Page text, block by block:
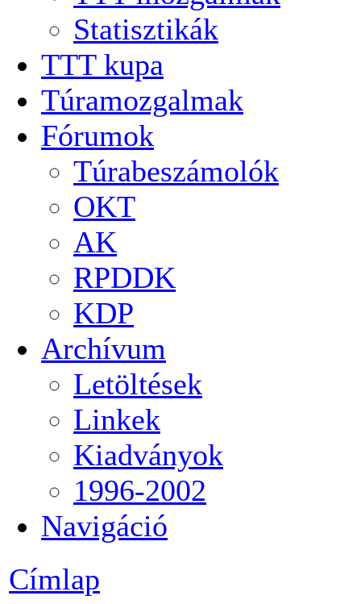
Statisztikák
TTT kupa
Túramozgalmak
Fórumok
Túrabeszámolók
OKT
AK
RPDDK
KDP
Archívum
Letöltések
Linkek
Kiadványok
1996-2002
Navigáció
Címlap